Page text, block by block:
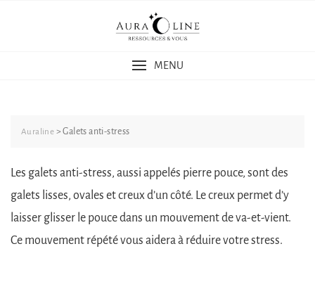
MENU
Auraline >Galets anti-stress
Les galets anti-stress, aussi appelés pierre pouce, sont des
galets lisses, ovales et creux d’un côté. Le creux permet d’y
laisser glisser le pouce dans un mouvement de va-et-vient.
Ce mouvement répété vous aidera à réduire votre stress.